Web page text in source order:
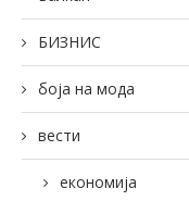
БИЗНИС
боја на мода
вести
економија